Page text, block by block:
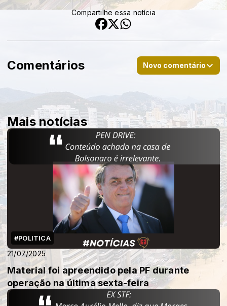
Compartilhe essa notícia
Comentários Novo comentário
Mais notícias
#POLITICA
21/07/2025
Material foi apreendido pela PF durante
operação na última sexta-feira